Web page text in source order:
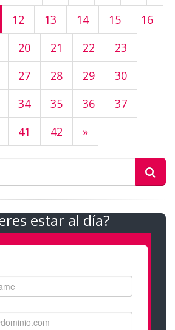
12 13 14 15
16
20 21 22
23
27 28 29
30
34 35 36
37
41 42 »
estar al día?